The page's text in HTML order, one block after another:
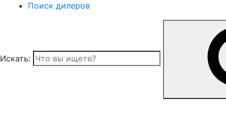
Поиск дилеров
Искать: